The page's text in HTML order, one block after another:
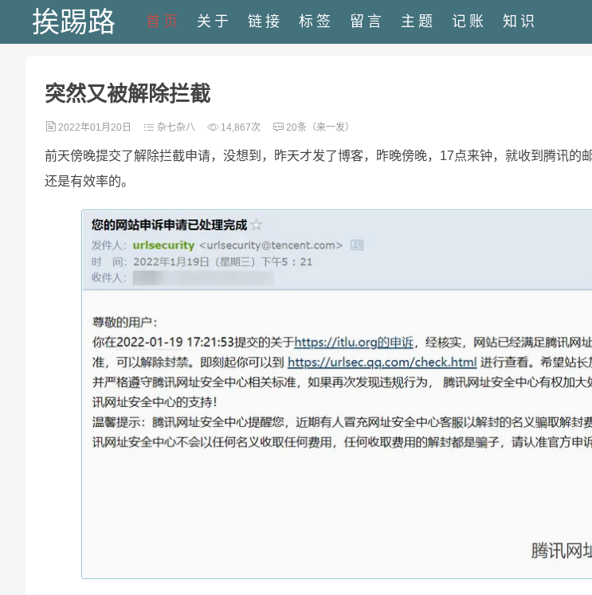
挨踢路 首页 关于 链接 标签 留言 主题 记账 知识
突然又被解除拦截
2022年01月20日 杂七杂八 14,867次 20条（来一发）
前天傍晚提交了解除拦截申请，没想到，昨天才发了博客，昨晚傍晚，17点来钟，就收到腾讯的
还是有效率的。